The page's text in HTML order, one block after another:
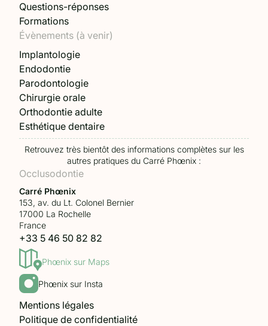
Questions-réponses
Formations
Évènements (à venir)
Implantologie
Endodontie
Parodontologie
Chirurgie orale
Orthodontie adulte
Esthétique dentaire
Retrouvez très bientôt des informations complètes sur les
autres pratiques du Carré Phœnix :
Occlusodontie
Carré Phœnix
153, av. du Lt. Colonel Bernier
17000 La Rochelle
France
+33 5 46 50 82 82
Phœnix sur Maps
Phœnix sur Insta
Mentions légales
Politique de confidentialité